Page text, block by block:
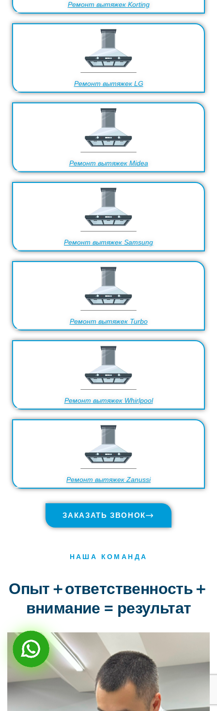
Ремонт вытяжек Korting
Ремонт вытяжек LG
Ремонт вытяжек Midea
Ремонт вытяжек Samsung
Ремонт вытяжек Turbo
Ремонт вытяжек Whirlpool
Ремонт вытяжек Zanussi
ЗАКАЗАТЬ ЗВОНОК
НАША КОМАНДА
Опыт＋ответственность＋
внимание = результат